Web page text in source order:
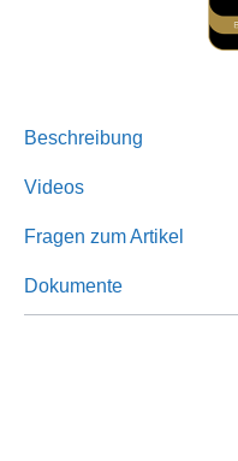
Beschreibung
Videos
Fragen zum Artikel
Dokumente